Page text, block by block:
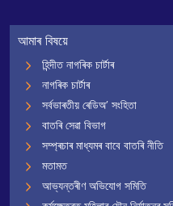
আমাৰ বিষয়ে
হিন্দীত নাগৰিক চাৰ্টাৰ
নাগৰিক চাৰ্টাৰ
সৰ্বভাৰতীয় ৰেডিঅ’ সংহিতা
বাতৰি সেৱা বিভাগ
সম্প্ৰচাৰ মাধ্যমৰ বাবে বাতৰি নীতি
মতামত
আভ্যন্তৰীণ অভিযোগ সমিতি